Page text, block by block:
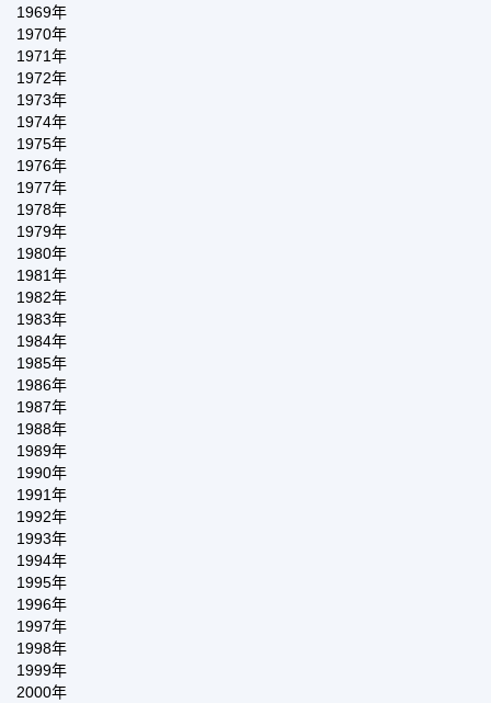
1969年
1970年
1971年
1972年
1973年
1974年
1975年
1976年
1977年
1978年
1979年
1980年
1981年
1982年
1983年
1984年
1985年
1986年
1987年
1988年
1989年
1990年
1991年
1992年
1993年
1994年
1995年
1996年
1997年
1998年
1999年
2000年